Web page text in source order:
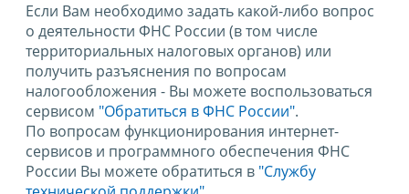
Если Вам необходимо задать какой-либо вопрос
о деятельности ФНС России (в том числе
территориальных налоговых органов) или
получить разъяснения по вопросам
налогообложения - Вы можете воспользоваться
сервисом "Обратиться в ФНС России".
По вопросам функционирования интернет-
сервисов и программного обеспечения ФНС
России Вы можете обратиться в "Службу